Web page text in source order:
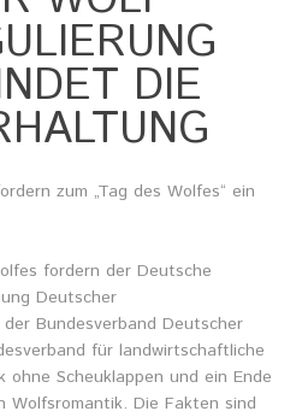
DIE
zum „Tag des Wolfes“ ein
fordern der Deutsche
Deutscher
Bundesverband Deutscher
für landwirtschaftliche
Scheuklappen und ein Ende
Die Fakten sind